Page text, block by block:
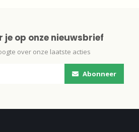
je op onze nieuwsbrief
over onze laatste acties
Abonneer